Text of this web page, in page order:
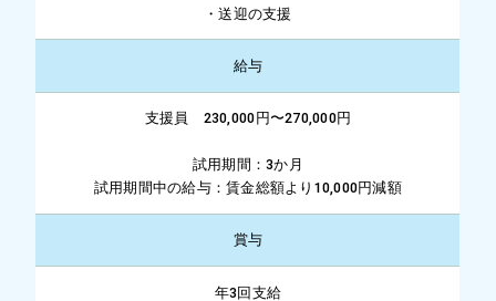
・送迎の支援
給与
支援員 230,000円〜270,000円
試用期間：3か月
試用期間中の給与：賃金総額より10,000円減額
賞与
年3回支給